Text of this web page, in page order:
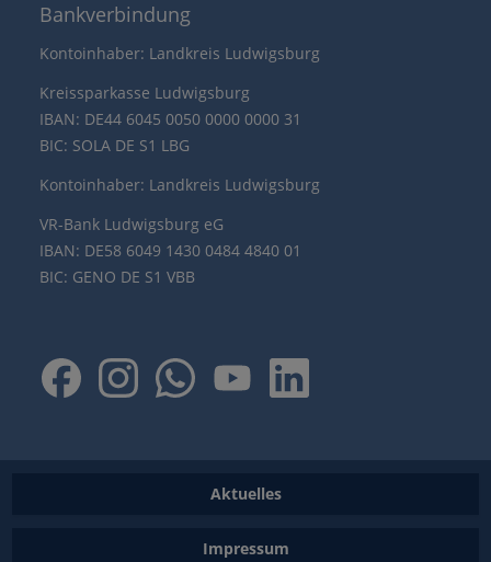
Bankverbindung
Kontoinhaber: Landkreis Ludwigsburg
Kreissparkasse Ludwigsburg
IBAN: DE44 6045 0050 0000 0000 31
BIC: SOLA DE S1 LBG
Kontoinhaber: Landkreis Ludwigsburg
VR-Bank Ludwigsburg eG
IBAN: DE58 6049 1430 0484 4840 01
BIC: GENO DE S1 VBB
Aktuelles
Impressum